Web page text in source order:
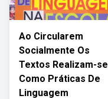
Ao Circularem
Socialmente Os
Textos Realizam-se
Como Práticas De
Linguagem